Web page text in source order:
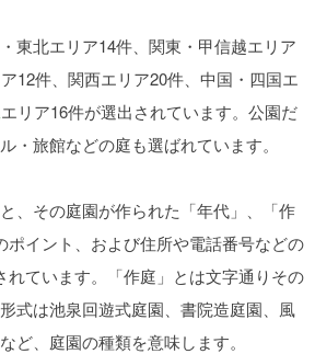
・東北エリア14件、関東・甲信越エリア
12件、関西エリア20件、中国・四国エ
エリア16件が選出されています。公園だ
・旅館などの庭も選ばれています。
、その庭園が作られた「年代」、「作
ポイント、および住所や電話番号などの
れています。「作庭」とは文字通りその
式は池泉回遊式庭園、書院造庭園、風
ど、庭園の種類を意味します。